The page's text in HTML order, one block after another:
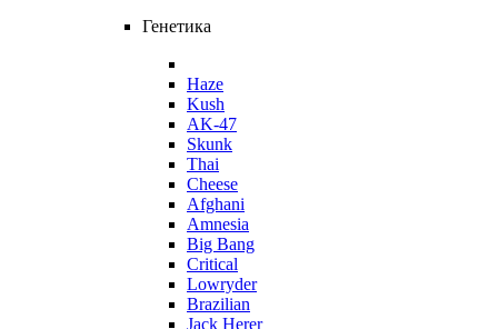
Генетика
Haze
Kush
AK-47
Skunk
Thai
Cheese
Afghani
Amnesia
Big Bang
Critical
Lowryder
Brazilian
Jack Herer